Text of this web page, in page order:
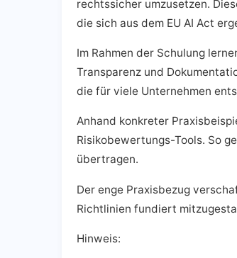
rechtssicher umzusetzen.
die sich aus dem EU AI Act
Im Rahmen der Schulung
Transparenz und
die für viele Unternehmen
Anhand konkreter
Risikobewertungs-Tools. So
übertragen.
Der enge Praxisbezug
Richtlinien fundiert
Hinweis: